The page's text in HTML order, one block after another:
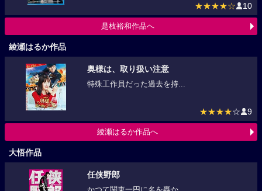
★★★★☆ 10
是枝裕和作品へ
綾瀬はるか作品
奥様は、取り扱い注意
特殊工作員だった過去を持...
★★★★ ☆ 9
綾瀬はるか作品へ
大悟作品
任侠野郎